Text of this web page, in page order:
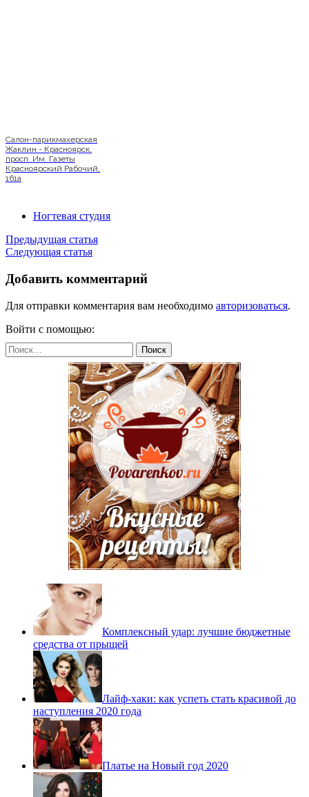
Салон-парикмахерская
Жаклин - Красноярск,
просп. Им. Газеты
Красноярский Рабочий,
161а
Ногтевая студия
Предыдущая статья
Следующая статья
Добавить комментарий
Для отправки комментария вам необходимо авторизоваться.
Войти с помощью:
Найти:
Комплексный удар: лучшие бюджетные
средства от прыщей
Лайф-хаки: как успеть стать красивой до
наступления 2020 года
Платье на Новый год 2020